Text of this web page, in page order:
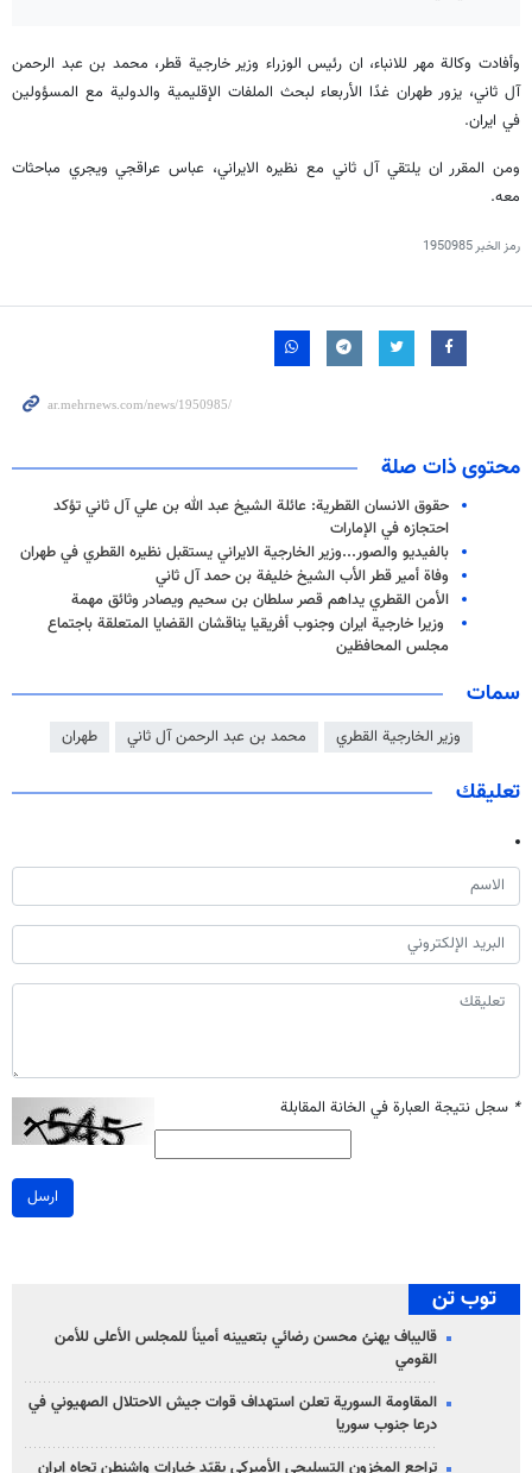
وأفادت وكالة مهر للانباء، ان رئيس الوزراء وزير خارجية قطر، محمد بن عبد الرحمن
آل ثاني، يزور طهران غدًا الأربعاء لبحث الملفات الإقليمية والدولية مع المسؤولين
في ايران.
ومن المقرر ان يلتقي آل ثاني مع نظيره الايراني، عباس عراقجي ويجري مباحثات
معه.
رمز الخبر1950985
محتوى ذات صلة
حقوق الانسان القطرية: عائلة الشيخ عبد الله بن علي آل ثاني تؤكد
احتجازه في الإمارات
بالفيديو والصور...وزير الخارجية الايراني يستقبل نظيره القطري في طهران
وفاة أمير قطر الأب الشيخ خليفة بن حمد آل ثاني
الأمن القطري يداهم قصر سلطان بن سحيم ويصادر وثائق مهمة
وزيرا خارجية ايران وجنوب أفريقيا يناقشان القضايا المتعلقة باجتماع
مجلس المحافظين
سمات
وزير الخارجية القطري محمد بن عبد الرحمن آل ثاني طهران
تعليقك
* سجل نتيجة العبارة في الخانة المقابلة
ارسل
توب تن
قاليباف يهنئ محسن رضائي بتعيينه أميناً للمجلس الأعلى للأمن
القومي
المقاومة السورية تعلن استهداف قوات جيش الاحتلال الصهيوني في
درعا جنوب سوريا